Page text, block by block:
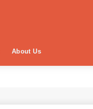
About Us